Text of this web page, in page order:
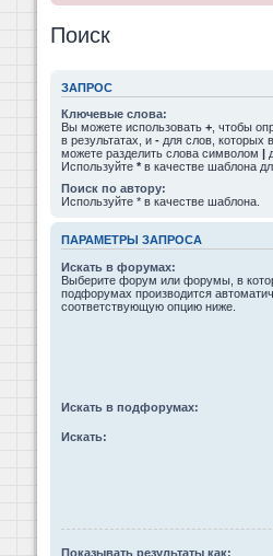
Поиск
ЗАПРОС
Ключевые слова:
Вы можете использовать + , чтобы
в результатах, и - для слов, которых
можете разделить слова символом |
Используйте * в качестве шаблона
Поиск по автору:
Используйте * в качестве шаблона.
ПАРАМЕТРЫ ЗАПРОСА
Искать в форумах:
Выберите форум или форумы, в
подфорумах производится
соответствующую опцию ниже.
Искать в подфорумах:
Искать:
Показывать результаты как: